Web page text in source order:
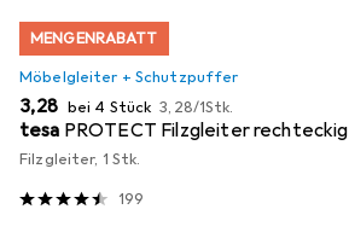
MENGENRABATT
Möbelgleiter + Schutzpuffer
EUR
3,28 bei 4 Stück EUR
3,28/1Stk.
tesa PROTECT Filzgleiter rechteckig
Filzgleiter, 1 Stk.
199